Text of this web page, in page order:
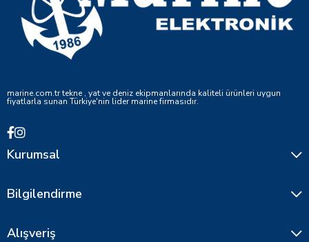
marine.com.tr tekne , yat ve deniz ekipmanlarında kaliteli ürünleri uygun
fiyatlarla sunan Türkiye'nin lider marine firmasıdır.
Kurumsal
Bilgilendirme
Alışveriş